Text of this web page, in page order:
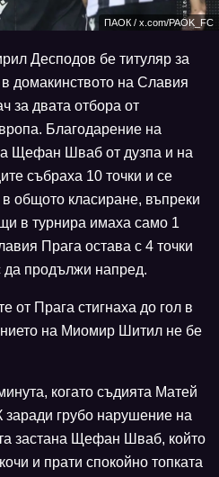
ПАОК / x.com/PAOK_FC
Десподов бе титуляр за
домакинството на Славия
за двата отбора от
Благодарение на
Щефан Шваб от дузпа и на
събраха 10 точки и се
общото класиране, въпреки
в турнира имаха само 1
Прага остава с 4 точки
да продължи напред.
от Прага стигнаха до гол в
на Миомир Шитил не бе
когато съдията Матей
грубо нарушение на
застана Щефан Шваб, който
и прати спокойно топката